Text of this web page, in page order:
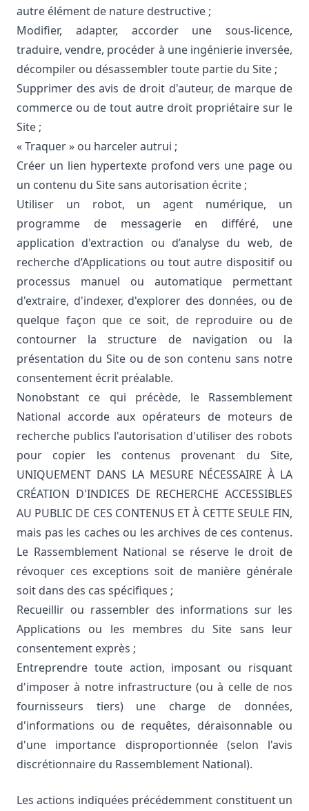
autre élément de nature destructive ;
Modifier, adapter, accorder une sous-licence,
traduire, vendre, procéder à une ingénierie inversée,
décompiler ou désassembler toute partie du Site ;
Supprimer des avis de droit d'auteur, de marque de
commerce ou de tout autre droit propriétaire sur le
Site ;
« Traquer » ou harceler autrui ;
Créer un lien hypertexte profond vers une page ou
un contenu du Site sans autorisation écrite ;
Utiliser un robot, un agent numérique, un
programme de messagerie en différé, une
application d'extraction ou d’analyse du web, de
recherche d’Applications ou tout autre dispositif ou
processus manuel ou automatique permettant
d'extraire, d'indexer, d'explorer des données, ou de
quelque façon que ce soit, de reproduire ou de
contourner la structure de navigation ou la
présentation du Site ou de son contenu sans notre
consentement écrit préalable.
Nonobstant ce qui précède, le Rassemblement
National accorde aux opérateurs de moteurs de
recherche publics l'autorisation d'utiliser des robots
pour copier les contenus provenant du Site,
UNIQUEMENT DANS LA MESURE NÉCESSAIRE À LA
CRÉATION D'INDICES DE RECHERCHE ACCESSIBLES
AU PUBLIC DE CES CONTENUS ET À CETTE SEULE FIN,
mais pas les caches ou les archives de ces contenus.
Le Rassemblement National se réserve le droit de
révoquer ces exceptions soit de manière générale
soit dans des cas spécifiques ;
Recueillir ou rassembler des informations sur les
Applications ou les membres du Site sans leur
consentement exprès ;
Entreprendre toute action, imposant ou risquant
d'imposer à notre infrastructure (ou à celle de nos
fournisseurs tiers) une charge de données,
d'informations ou de requêtes, déraisonnable ou
d'une importance disproportionnée (selon l'avis
discrétionnaire du Rassemblement National).
Les actions indiquées précédemment constituent un